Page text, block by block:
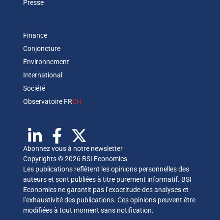
Presse
Finance
Conjoncture
Environnement
International
Société
Observatoire FRCH
Abonnez vous à notre newsletter
Copyrights © 2026 BSI Economics
Les publications reflètent les opinions personnelles des
auteurs et sont publiées à titre purement informatif. BSI
Economics ne garantit pas l’exactitude des analyses et
l’exhaustivité des publications. Ces opinions peuvent être
modifiées à tout moment sans notification.